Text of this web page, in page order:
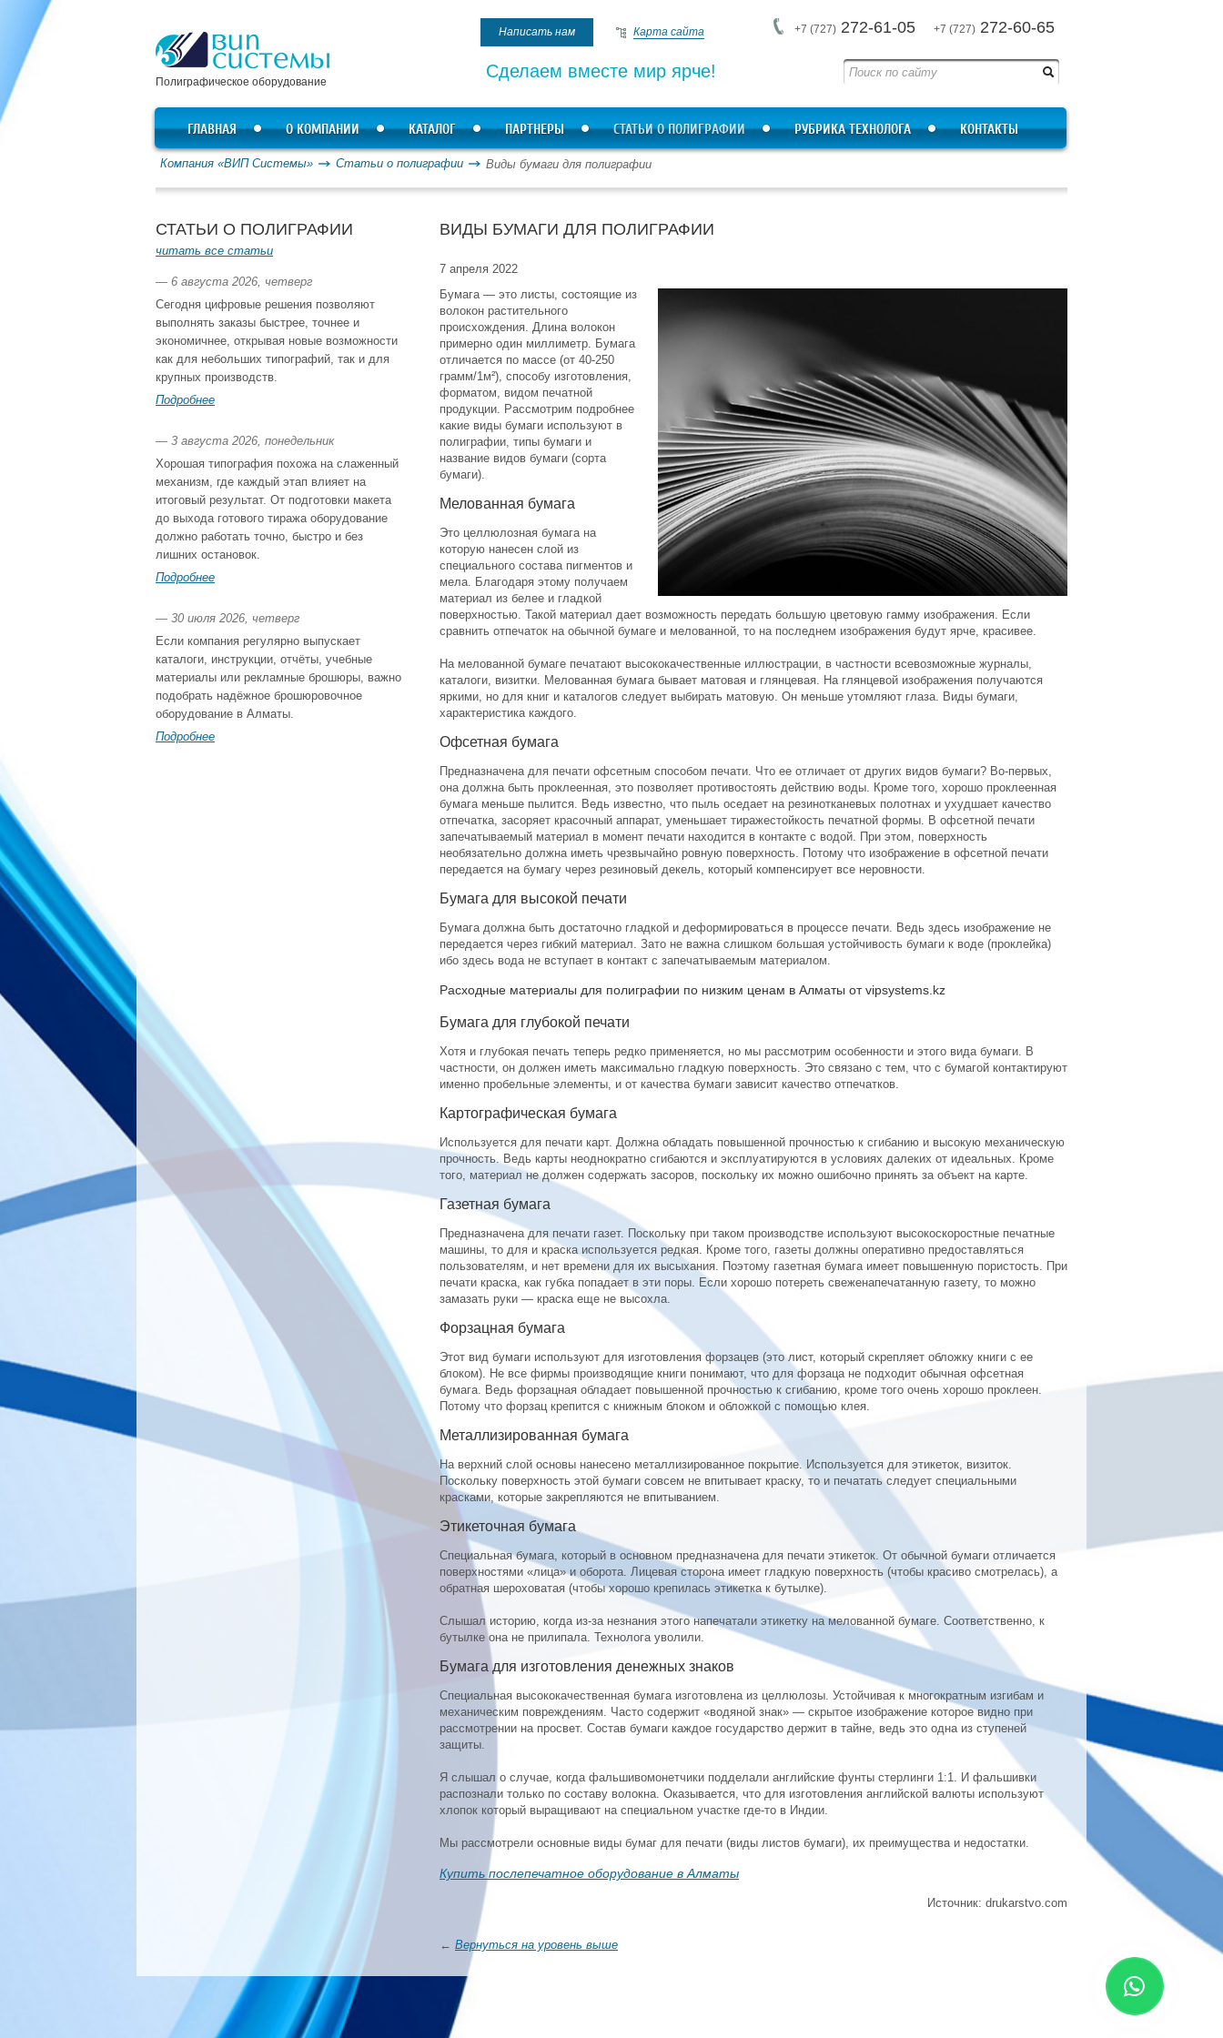
Полиграфическое оборудование
Сделаем вместе мир ярче!
+7 (727) 272-61-05 +7 (727) 272-60-65
Написать нам Карта сайта
ГЛАВНАЯ О КОМПАНИИ КАТАЛОГ ПАРТНЕРЫ СТАТЬИ О ПОЛИГРАФИИ РУБРИКА ТЕХНОЛОГА КОНТАКТЫ
Компания «ВИП Системы» Статьи о полиграфии Виды бумаги для полиграфии
СТАТЬИ О ПОЛИГРАФИИ
читать все статьи
— 6 августа 2026, четверг
Сегодня цифровые решения позволяют
выполнять заказы быстрее, точнее и
экономичнее, открывая новые возможности
как для небольших типографий, так и для
крупных производств.
Подробнее
— 3 августа 2026, понедельник
Хорошая типография похожа на слаженный
механизм, где каждый этап влияет на
итоговый результат. От подготовки макета
до выхода готового тиража оборудование
должно работать точно, быстро и без
лишних остановок.
Подробнее
— 30 июля 2026, четверг
Если компания регулярно выпускает
каталоги, инструкции, отчёты, учебные
материалы или рекламные брошюры, важно
подобрать надёжное брошюровочное
оборудование в Алматы.
Подробнее
ВИДЫ БУМАГИ ДЛЯ ПОЛИГРАФИИ
7 апреля 2022
Бумага — это листы, состоящие из
волокон растительного
происхождения. Длина волокон
примерно один миллиметр. Бумага
отличается по массе (от 40-250
грамм/1м²), способу изготовления,
форматом, видом печатной
продукции. Рассмотрим подробнее
какие виды бумаги используют в
полиграфии, типы бумаги и
название видов бумаги (сорта
бумаги).
Мелованная бумага
Это целлюлозная бумага на
которую нанесен слой из
специального состава пигментов и
мела. Благодаря этому получаем
материал из белее и гладкой
поверхностью. Такой материал дает возможность передать большую цветовую гамму изображения. Если
сравнить отпечаток на обычной бумаге и мелованной, то на последнем изображения будут ярче, красивее.
На мелованной бумаге печатают высококачественные иллюстрации, в частности всевозможные журналы,
каталоги, визитки. Мелованная бумага бывает матовая и глянцевая. На глянцевой изображения получаются
яркими, но для книг и каталогов следует выбирать матовую. Он меньше утомляют глаза. Виды бумаги,
характеристика каждого.
Офсетная бумага
Предназначена для печати офсетным способом печати. Что ее отличает от других видов бумаги? Во-первых,
она должна быть проклеенная, это позволяет противостоять действию воды. Кроме того, хорошо проклеенная
бумага меньше пылится. Ведь известно, что пыль оседает на резинотканевых полотнах и ухудшает качество
отпечатка, засоряет красочный аппарат, уменьшает тиражестойкость печатной формы. В офсетной печати
запечатываемый материал в момент печати находится в контакте с водой. При этом, поверхность
необязательно должна иметь чрезвычайно ровную поверхность. Потому что изображение в офсетной печати
передается на бумагу через резиновый декель, который компенсирует все неровности.
Бумага для высокой печати
Бумага должна быть достаточно гладкой и деформироваться в процессе печати. Ведь здесь изображение не
передается через гибкий материал. Зато не важна слишком большая устойчивость бумаги к воде (проклейка)
ибо здесь вода не вступает в контакт с запечатываемым материалом.
Расходные материалы для полиграфии по низким ценам в Алматы от vipsystems.kz
Бумага для глубокой печати
Хотя и глубокая печать теперь редко применяется, но мы рассмотрим особенности и этого вида бумаги. В
частности, он должен иметь максимально гладкую поверхность. Это связано с тем, что с бумагой контактируют
именно пробельные элементы, и от качества бумаги зависит качество отпечатков.
Картографическая бумага
Используется для печати карт. Должна обладать повышенной прочностью к сгибанию и высокую механическую
прочность. Ведь карты неоднократно сгибаются и эксплуатируются в условиях далеких от идеальных. Кроме
того, материал не должен содержать засоров, поскольку их можно ошибочно принять за объект на карте.
Газетная бумага
Предназначена для печати газет. Поскольку при таком производстве используют высокоскоростные печатные
машины, то для и краска используется редкая. Кроме того, газеты должны оперативно предоставляться
пользователям, и нет времени для их высыхания. Поэтому газетная бумага имеет повышенную пористость. При
печати краска, как губка попадает в эти поры. Если хорошо потереть свеженапечатанную газету, то можно
замазать руки — краска еще не высохла.
Форзацная бумага
Этот вид бумаги используют для изготовления форзацев (это лист, который скрепляет обложку книги с ее
блоком). Не все фирмы производящие книги понимают, что для форзаца не подходит обычная офсетная
бумага. Ведь форзацная обладает повышенной прочностью к сгибанию, кроме того очень хорошо проклеен.
Потому что форзац крепится с книжным блоком и обложкой с помощью клея.
Металлизированная бумага
На верхний слой основы нанесено металлизированное покрытие. Используется для этикеток, визиток.
Поскольку поверхность этой бумаги совсем не впитывает краску, то и печатать следует специальными
красками, которые закрепляются не впитыванием.
Этикеточная бумага
Специальная бумага, который в основном предназначена для печати этикеток. От обычной бумаги отличается
поверхностями «лица» и оборота. Лицевая сторона имеет гладкую поверхность (чтобы красиво смотрелась), а
обратная шероховатая (чтобы хорошо крепилась этикетка к бутылке).
Слышал историю, когда из-за незнания этого напечатали этикетку на мелованной бумаге. Соответственно, к
бутылке она не прилипала. Технолога уволили.
Бумага для изготовления денежных знаков
Специальная высококачественная бумага изготовлена из целлюлозы. Устойчивая к многократным изгибам и
механическим повреждениям. Часто содержит «водяной знак» — скрытое изображение которое видно при
рассмотрении на просвет. Состав бумаги каждое государство держит в тайне, ведь это одна из ступеней
защиты.
Я слышал о случае, когда фальшивомонетчики подделали английские фунты стерлинги 1:1. И фальшивки
распознали только по составу волокна. Оказывается, что для изготовления английской валюты используют
хлопок который выращивают на специальном участке где-то в Индии.
Мы рассмотрели основные виды бумаг для печати (виды листов бумаги), их преимущества и недостатки.
Купить послепечатное оборудование в Алматы
Источник: drukarstvo.com
← Вернуться на уровень выше